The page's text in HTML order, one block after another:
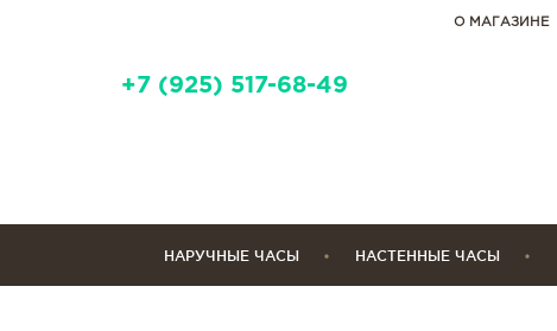
О МАГАЗИНЕ
+7 (925) 517-68-49
НАРУЧНЫЕ ЧАСЫ НАСТЕННЫЕ ЧАСЫ